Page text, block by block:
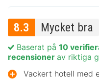
8.3 Mycket bra
Baserat på 10
recensioner av riktiga
Vackert hotell med